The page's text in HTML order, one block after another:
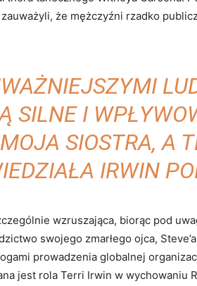
że mężczyźni rzadko
SILNE I
SIOSTRA, A
IRWIN
wzruszająca, biorąc pod
swojego zmarłego ojca,
prowadzenia globalnej
jest rola Terri Irwin w wychowaniu